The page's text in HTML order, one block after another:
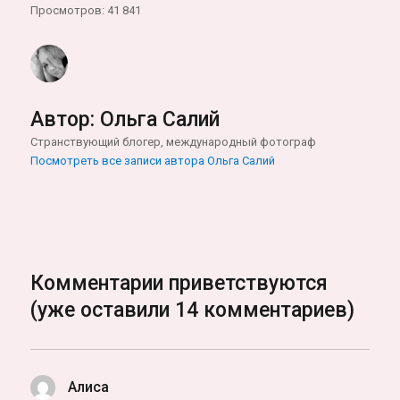
Просмотров: 41 841
Автор: Ольга Салий
Странствующий блогер, международный фотограф
Посмотреть все записи автора Ольга Салий
Комментарии приветствуются
(уже оставили 14 комментариев)
Алиса